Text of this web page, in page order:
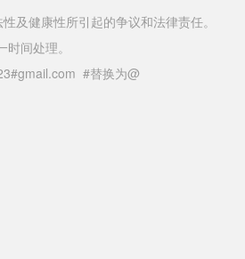
及健康性所引起的争议和法律责任。
间处理。
#替换为@